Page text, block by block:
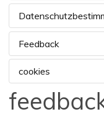
Feedback
cookies